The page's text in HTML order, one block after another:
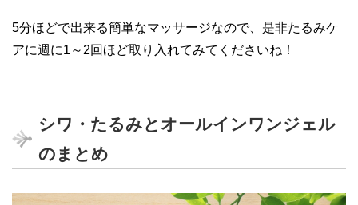
5分ほどで出来る簡単なマッサージなので、是非たるみケ
アに週に1～2回ほど取り入れてみてくださいね！
シワ・たるみとオールインワンジェル
のまとめ